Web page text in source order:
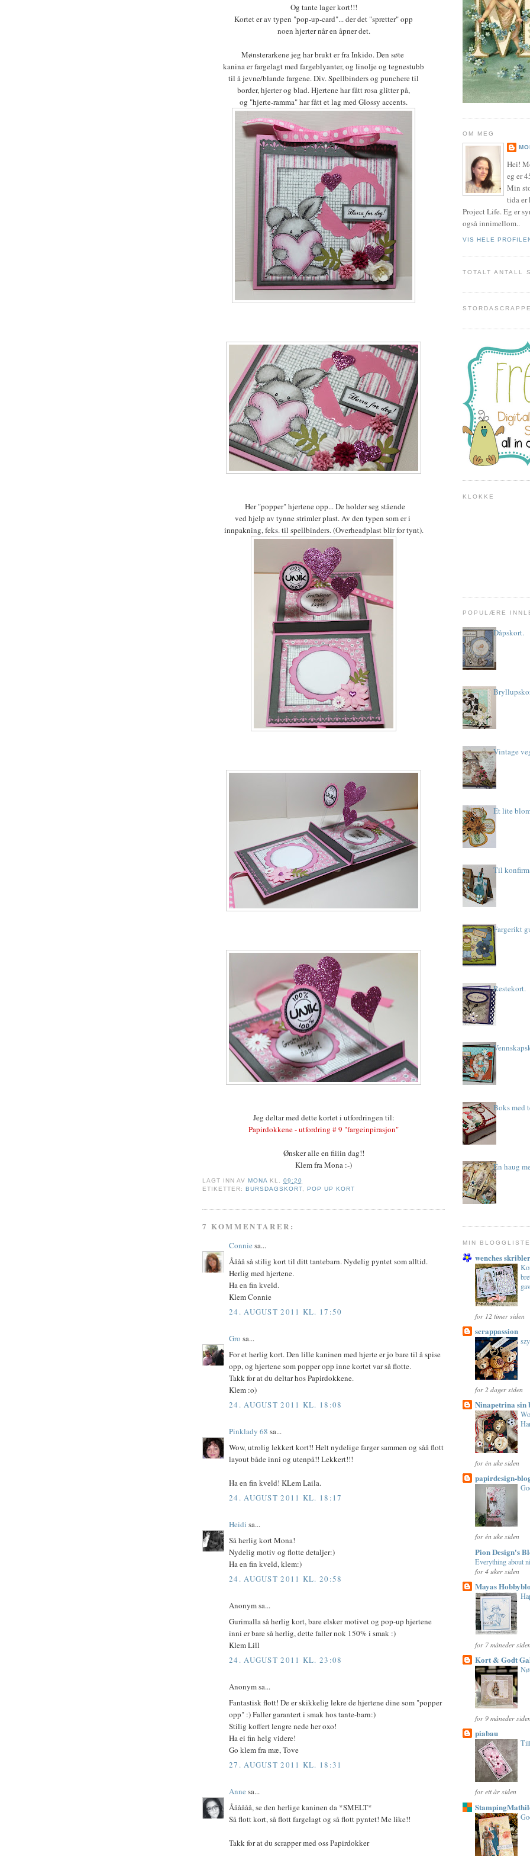
Og tante lager kort!!!
Kortet er av typen "pop-up-card"... der det "spretter" opp
noen hjerter når en åpner det.
Mønsterarkene jeg har brukt er fra Inkido. Den søte
kanina er fargelagt med fargeblyanter, og linolje og tegnestubb
til å jevne/blande fargene. Div. Spellbinders og punchere til
border, hjerter og blad. Hjertene har fått rosa glitter på,
og "hjerte-ramma" har fått et lag med Glossy accents.
Her "popper" hjertene opp... De holder seg stående
ved hjelp av tynne strimler plast. Av den typen som er i
innpakning, feks. til spellbinders. (Overheadplast blir for tynt).
Jeg deltar med dette kortet i utfordringen til:
Papirdokkene - utfordring # 9 "fargeinpirasjon"
Ønsker alle en fiiiin dag!!
Klem fra Mona :-)
LAGT INN AVMONA KL.09:20
ETIKETTER:BURSDAGSKORT ,POP UP KORT
7 KOMMENTARER:
Connie sa...
Åååå så stilig kort til ditt tantebarn. Nydelig pyntet som alltid.
Herlig med hjertene.
Ha en fin kveld.
Klem Connie
24. AUGUST 2011 KL. 17:50
Gro sa...
For et herlig kort. Den lille kaninen med hjerte er jo bare til å spise
opp, og hjertene som popper opp inne kortet var så flotte.
Takk for at du deltar hos Papirdokkene.
Klem :o)
24. AUGUST 2011 KL. 18:08
Pinklady 68 sa...
Wow, utrolig lekkert kort!! Helt nydelige farger sammen og såå flott
layout både inni og utenpå!! Lekkert!!!
Ha en fin kveld! KLem Laila.
24. AUGUST 2011 KL. 18:17
Heidi sa...
Så herlig kort Mona!
Nydelig motiv og flotte detaljer:)
Ha en fin kveld, klem:)
24. AUGUST 2011 KL. 20:58
Anonym sa...
Gurimalla så herlig kort, bare elsker motivet og pop-up hjertene
inni er bare så herlig, dette faller nok 150% i smak :)
Klem Lill
24. AUGUST 2011 KL. 23:08
Anonym sa...
Fantastisk flott! De er skikkelig lekre de hjertene dine som "popper
opp" :) Faller garantert i smak hos tante-barn:)
Stilig koffert lengre nede her oxo!
Ha ei fin helg videre!
Go klem fra mæ, Tove
27. AUGUST 2011 KL. 18:31
Anne sa...
Åååååå, se den herlige kaninen da *SMELT*
Så flott kort, så flott fargelagt og så flott pyntet! Me like!!
Takk for at du scrapper med oss Papirdokker
OM MEG
Hei!
eg er
Min
tida er
Project Life. Eg er
også innimellom..
VIS HELE
TOTALT ANTALL
KLOKKE
POPULÆRE
Dåpskort.
Vintage
Et lite
Til
Fargerikt
Restekort.
Boks med
En haug
MIN BLOGGLISTE
wenches
for 12 timer siden
scrappassion
for 2 dager siden
Ninapetrina sin
for én uke siden
papirdesign-
for én uke siden
Pion Design's
Everything about
for 4 uker siden
Mayas
for 7 måneder siden
Kort & Godt
for 9 måneder siden
piabau
for ett år siden